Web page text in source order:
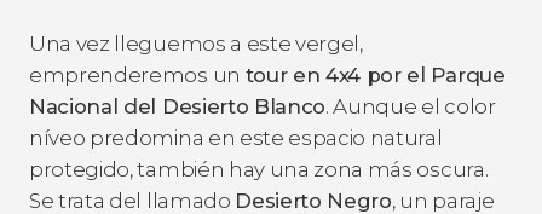
Una vez lleguemos a este vergel,
emprenderemos un tour en 4x4 por el Parque
Nacional del Desierto Blanco. Aunque el color
níveo predomina en este espacio natural
protegido, también hay una zona más oscura.
Se trata del llamado Desierto Negro, un paraje